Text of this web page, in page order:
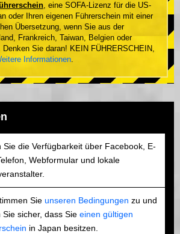
, eine SOFA-Lizenz für die US-
oder Ihren eigenen Führerschein mit einer
Übersetzung, wenn Sie aus der
Frankreich, Taiwan, Belgien oder
Denken Sie daran! KEIN FÜHRERSCHEIN,
Informationen.
Sie die Verfügbarkeit über Facebook, E-
Webformular und lokale
Sie unseren Bedingungen zu und
Sie sicher, dass Sie einen gültigen
in Japan besitzen.